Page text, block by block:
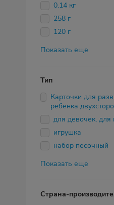
0.14 кг
258 г
120 г
Показать еще
Тип
Карточки для
ребенка
для девочек, для
игрушка
набор песочный
Показать еще
Страна-